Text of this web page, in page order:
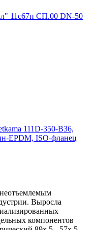
11с67п СП.00 DN-50
111D-350-B36,
EPDM, ISO-фланец
Выросла
компонентов